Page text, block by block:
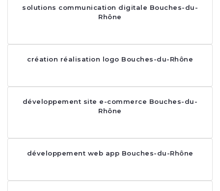
solutions communication digitale Bouches-du-
Rhône
création réalisation logo Bouches-du-Rhône
développement site e-commerce Bouches-du-
Rhône
développement web app Bouches-du-Rhône